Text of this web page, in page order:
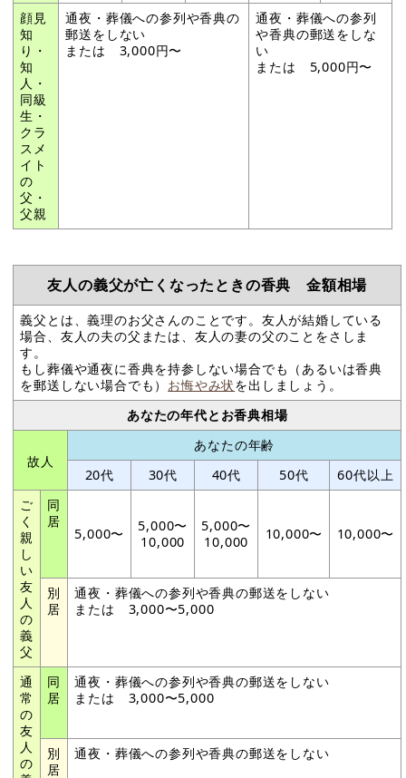
顔見
知
り・
知
人・
同級
生・
クラ
スメ
イト
の
父・
父親
通夜・葬儀への参列や香典の
郵送をしない
または 3,000円〜
通夜・葬儀への参列
や香典の郵送をしな
い
または 5,000円〜
友人の義父が亡くなったときの香典 金額相場
義父とは、義理のお父さんのことです。友人が結婚している
場合、友人の夫の父または、友人の妻の父のことをさしま
す。
もし葬儀や通夜に香典を持参しない場合でも（あるいは香典
を郵送しない場合でも） お悔やみ状を出しましょう。
あなたの年代とお香典相場
故人
あなたの年齢
20代
30代 40代 50代
60代以上
ご
く
親
し
い
友
人
の
義
父
同
居
5,000〜
5,000〜
10,000
5,000〜
10,000
10,000〜 10,000〜
別
居
通夜・葬儀への参列や香典の郵送をしない
または 3,000〜5,000
通
常
の
友
人
の
同
居
通夜・葬儀への参列や香典の郵送をしない
または 3,000〜5,000
別
居
通夜・葬儀への参列や香典の郵送をしない